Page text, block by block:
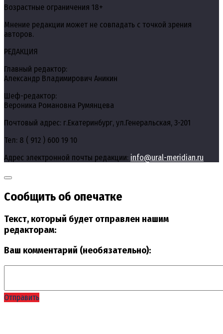
Возрастные ограничения 18+
Мнение редакции может не совпадать с точкой зрения
авторов.
РЕДАКЦИЯ
Главный редактор:
Александр Владимирович Аникин
Шеф-редактор:
Вероника Романовна Румянцева
Почтовый адрес: г.Екатеринбург, ул.Генеральская, 3-201
Тел: 8 ( 912 ) 600 19 10
Адрес электронной почты редакции: info@ural-meridian.ru
Сообщить об опечатке
Текст, который будет отправлен нашим
редакторам:
Ваш комментарий (необязательно):
Отправить